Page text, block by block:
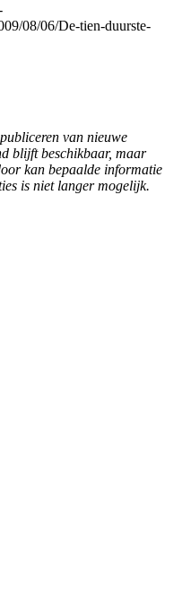
08/06/De-tien-duurste-
van nieuwe
blijft beschikbaar, maar
kan bepaalde informatie
is niet langer mogelijk.